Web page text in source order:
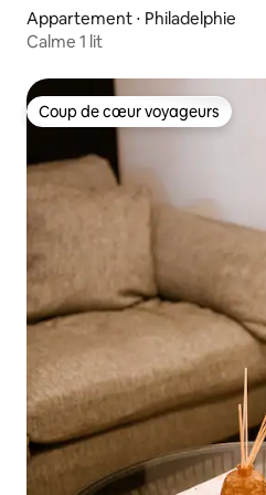
Appartement ⋅ Philadelphie
Calme 1 lit
Coup de cœur voyageurs
Coup de cœur voyageurs